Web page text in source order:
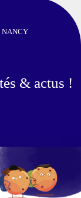
NANCY
& actus !